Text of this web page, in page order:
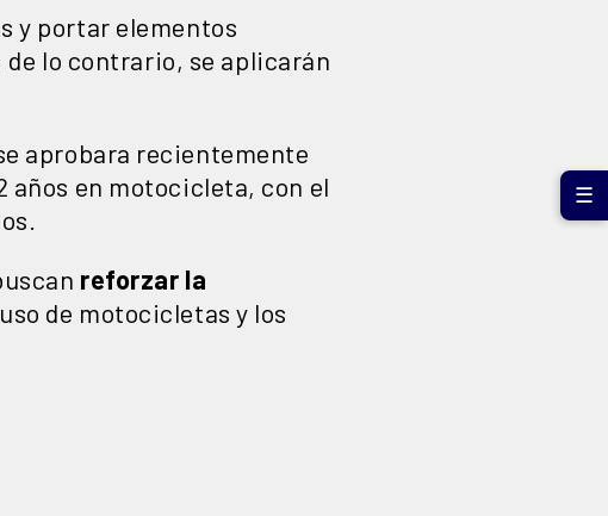
y portar elementos
de lo contrario, se aplicarán
aprobara recientemente
años en motocicleta, con el
reforzar la
de motocicletas y los
☰